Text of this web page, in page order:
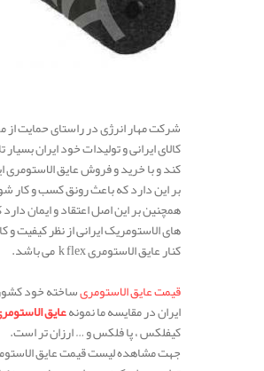
شرکت مهار انرژی در راستای حمایت
کالای ایرانی و تولیدات خود ایران
کند و با خرید و فروش عایق الاستومری
بر این دارد که باعث رونق کسب و کار
همچنین بر این اصل اعتقاد و ایمان
های الاستومریک ایرانی از نظر کیفیت و
کنار عایق الاستومری k flex می باشد.
قیمت عایق الاستومریساخته خود
ایران در مقایسه ما نمونهعایق
کیفلکس ، پا فلکس و … ارزان تر است.
جهت مشاهده لیست قیمت عایق